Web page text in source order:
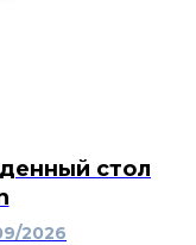
стол
2026